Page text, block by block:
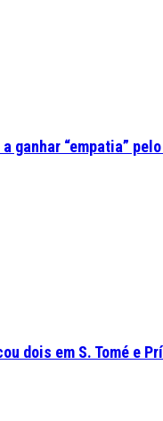
ganhar “empatia”
dois em S. Tomé e